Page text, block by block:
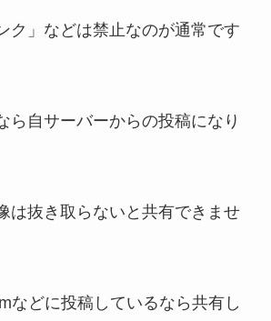
ク」などは禁止なのが通常です
ら自サーバーからの投稿になり
は抜き取らないと共有できませ
などに投稿しているなら共有し